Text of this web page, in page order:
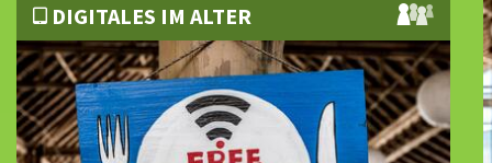
DIGITALES IM ALTER